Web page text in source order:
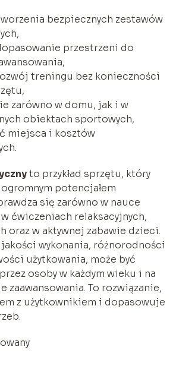
bezpiecznych zestawów
przestrzeni do
treningu bez konieczności
zarówno w domu, jak i w
obiektach sportowych,
miejsca i kosztów
to przykład sprzętu, który
potencjałem
się zarówno w nauce
ćwiczeniach relaksacyjnych,
oraz w aktywnej zabawie dzieci.
wykonania, różnorodności
użytkowania, może być
osoby w każdym wieku i na
zaawansowania. To rozwiązanie,
z użytkownikiem i dopasowuje